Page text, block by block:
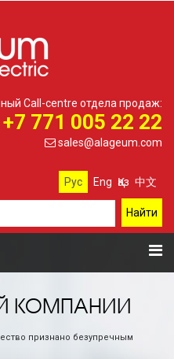
Call-centre отдела продаж:
+7 771 005 22 22
sales@alageum.com
Рус Eng Қаз 中文
КОМПАНИИ
признано безупречным